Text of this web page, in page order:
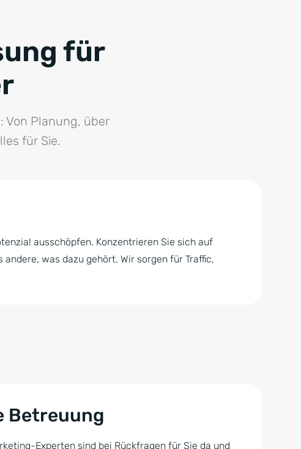
für
Von Planung, über
für Sie.
ausschöpfen. Konzentrieren Sie sich auf
was dazu gehört. Wir sorgen für Traffic,
Betreuung
Experten sind bei Rückfragen für Sie da und